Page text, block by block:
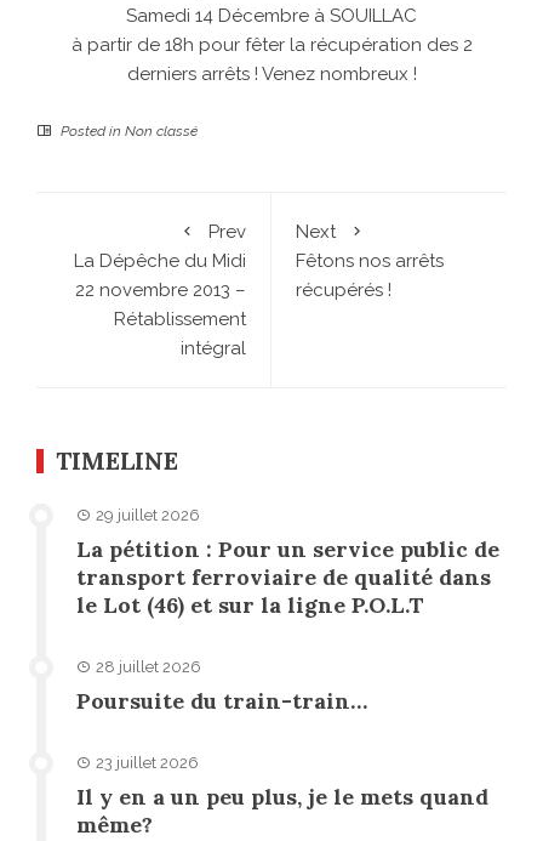
Samedi 14 Décembre à SOUILLAC
à partir de 18h pour fêter la récupération des 2
derniers arrêts ! Venez nombreux !
Posted in Non classé
Prev
La Dépêche du Midi
22 novembre 2013 –
Rétablissement
intégral
Next
Fêtons nos arrêts
récupérés !
TIMELINE
29 juillet 2026
La pétition : Pour un service public de
transport ferroviaire de qualité dans
le Lot (46) et sur la ligne P.O.L.T
28 juillet 2026
Poursuite du train-train…
23 juillet 2026
Il y en a un peu plus, je le mets quand
même?